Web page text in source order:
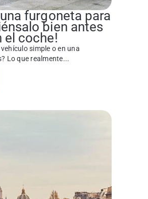
furgoneta para
bien antes
el coche!
simple o en una
Lo que realmente...